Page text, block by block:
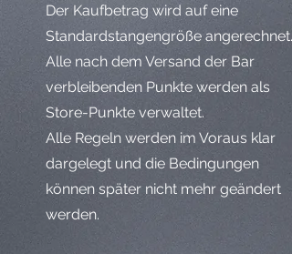
Der Kaufbetrag wird auf eine
Standardstangengröße angerechnet.
Alle nach dem Versand der Bar
verbleibenden Punkte werden als
Store-Punkte verwaltet.
Alle Regeln werden im Voraus klar
dargelegt und die Bedingungen
können später nicht mehr geändert
werden.